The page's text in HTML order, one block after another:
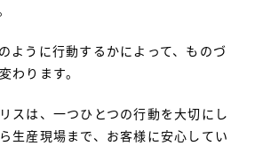
ように行動するかによって、ものづ
わります。
スは、一つひとつの行動を大切にし
生産現場まで、お客様に安心してい